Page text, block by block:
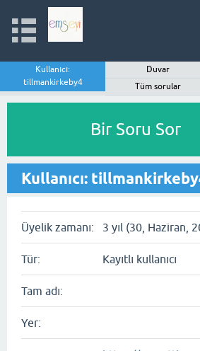
Kullanıcı:
tillmankirkeby4
Duvar
Tüm sorular
Bir Soru Sor
Kullanıcı:
Üyelik zamanı: 3 yıl (30, Haziran,
Tür: Kayıtlı kullanıcı
Tam adı:
Yer: